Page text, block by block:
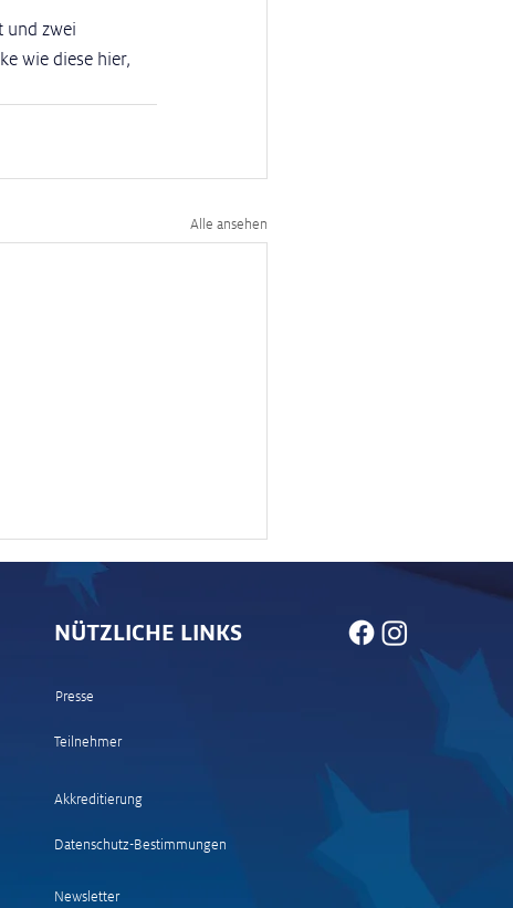
und zwei
wie diese hier,
Alle ansehen
Teilnehmer
Akkreditierung
Datenschutz-Bestimmungen
Newsletter
Presse
NÜTZLICHE LINKS